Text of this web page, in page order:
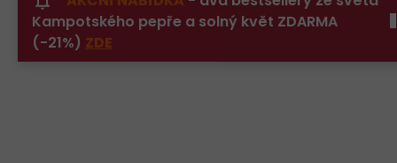
obsah
Kampotského pepře a solný květ ZDARMA
(-21%) ZDE